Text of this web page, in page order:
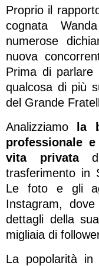
Proprio il
cognata
numerose
nuova
Prima di parlare
qualcosa di più
del Grande
Analizziamo
la
professionale
vita privatadi
trasferimento in
Le foto e gli
Instagram,
dettagli della
migliaia di
La popolarità